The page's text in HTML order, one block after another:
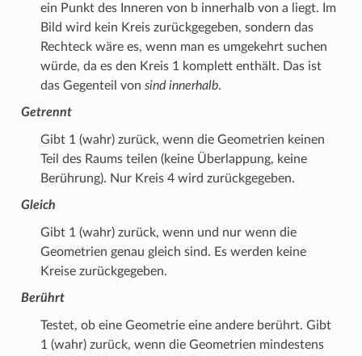
ein Punkt des Inneren von b innerhalb von a liegt. Im
Bild wird kein Kreis zurückgegeben, sondern das
Rechteck wäre es, wenn man es umgekehrt suchen
würde, da es den Kreis 1 komplett enthält. Das ist
das Gegenteil von sind innerhalb.
Getrennt
Gibt 1 (wahr) zurück, wenn die Geometrien keinen
Teil des Raums teilen (keine Überlappung, keine
Berührung). Nur Kreis 4 wird zurückgegeben.
Gleich
Gibt 1 (wahr) zurück, wenn und nur wenn die
Geometrien genau gleich sind. Es werden keine
Kreise zurückgegeben.
Berührt
Testet, ob eine Geometrie eine andere berührt. Gibt
1 (wahr) zurück, wenn die Geometrien mindestens